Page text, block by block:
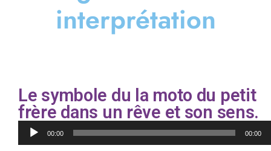
interprétation
Le symbole du la moto du petit
frère dans un rêve et son sens.
Lecteur
audio00:00 00:00